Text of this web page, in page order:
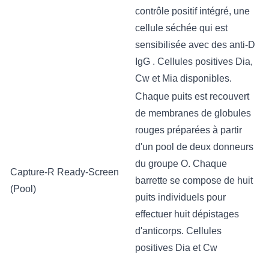
contrôle positif intégré, une
cellule séchée qui est
sensibilisée avec des anti-D
IgG . Cellules positives Dia,
Cw et Mia disponibles.
​Capture-R Ready-Screen
(Pool)
Chaque puits est recouvert
de membranes de globules
rouges préparées à partir
d'un pool de deux donneurs
du groupe O. Chaque
barrette se compose de huit
puits individuels pour
effectuer huit dépistages
d'anticorps. Cellules
positives Dia et Cw